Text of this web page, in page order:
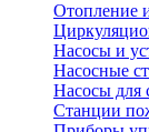
Отопление
Насосы и
Насосные
Насосы для
Станции